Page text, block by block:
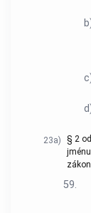
23a)
§ 2
59.